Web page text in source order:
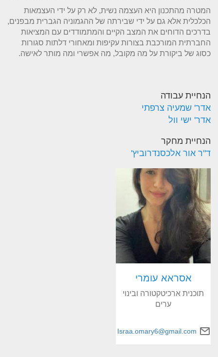
המטרה מהתכנון היא העצמה נשית, לא רק על ידי העצמאות
הכלכלית אלא גם על ידי שבירתה של ההגמוניה הגברית מבפנים,
בדרכים הדוחים את המצב הקיים והמתמודדים עם המציאות
החברתית המורכבת בצורות עקיפות ומאחורי דלתות סגורות
כסוג של ביקורת על מה מקובל, מה אפשרי ומה מותר לאישה.
הנחיית עבודה
אדר' שמעיה צרפתי
אדר' ישי וול
הנחיית מחקר
ד"ר אור אלכסנדרוביץ'
אסראא עומרי
תוכנית ארכיטקטורה ובינוי
ערים
Israa.omary6@gmail.com